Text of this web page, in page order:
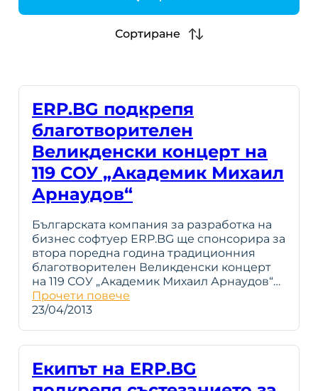
h
Сортиране
ERP.BG подкрепя
благотворителен
Великденски концерт на
119 СОУ „Академик Михаил
Арнаудов“
Българската компания за разработка на
бизнес софтуер ERP.BG ще спонсорира за
втора поредна година традиционния
благотворителен Великденски концерт
на 119 СОУ „Академик Михаил Арнаудов“…
Прочети повече
23/04/2013
Екипът на ERP.BG